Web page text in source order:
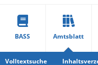
BASS Amtsblatt
Volltextsuche